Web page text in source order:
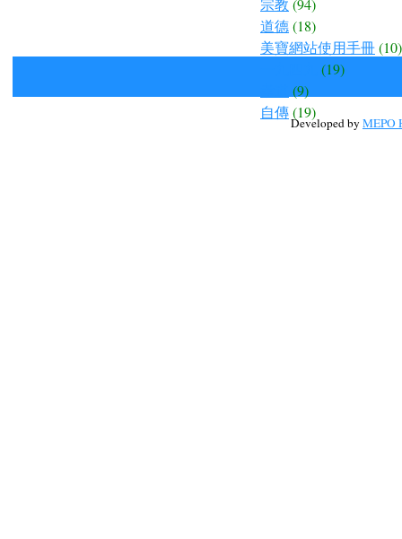
宗教 (94)
道德(18)
美寶網站使用手冊(10)
(19)
(9)
自傳(19)
Developed by MEPO